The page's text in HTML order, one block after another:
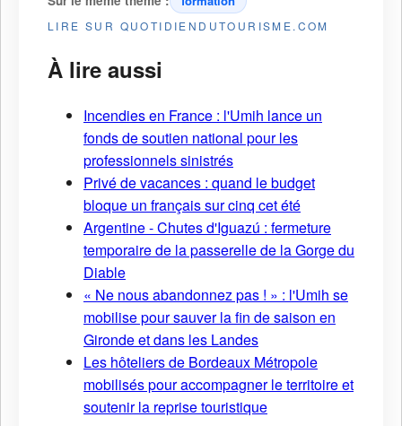
LIRE SUR QUOTIDIENDUTOURISME.COM
À lire aussi
Incendies en France : l'Umih lance un
fonds de soutien national pour les
professionnels sinistrés
Privé de vacances : quand le budget
bloque un français sur cinq cet été
Argentine - Chutes d'Iguazú : fermeture
temporaire de la passerelle de la Gorge du
Diable
« Ne nous abandonnez pas ! » : l'Umih se
mobilise pour sauver la fin de saison en
Gironde et dans les Landes
Les hôteliers de Bordeaux Métropole
mobilisés pour accompagner le territoire et
soutenir la reprise touristique